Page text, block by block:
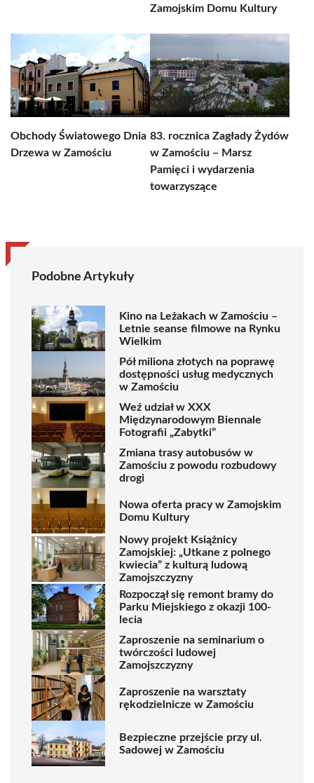
Zamojskim Domu Kultury
Obchody Światowego Dnia
Drzewa w Zamościu
83. rocznica Zagłady Żydów
w Zamościu – Marsz
Pamięci i wydarzenia
towarzyszące
Podobne Artykuły
Kino na Leżakach w Zamościu –
Letnie seanse filmowe na Rynku
Wielkim
Pół miliona złotych na poprawę
dostępności usług medycznych
w Zamościu
Weź udział w XXX
Międzynarodowym Biennale
Fotografii „Zabytki”
Zmiana trasy autobusów w
Zamościu z powodu rozbudowy
drogi
Nowa oferta pracy w Zamojskim
Domu Kultury
Nowy projekt Książnicy
Zamojskiej: „Utkane z polnego
kwiecia” z kulturą ludową
Zamojszczyzny
Rozpoczął się remont bramy do
Parku Miejskiego z okazji 100-
lecia
Zaproszenie na seminarium o
twórczości ludowej
Zamojszczyzny
Zaproszenie na warsztaty
rękodzielnicze w Zamościu
Bezpieczne przejście przy ul.
Sadowej w Zamościu